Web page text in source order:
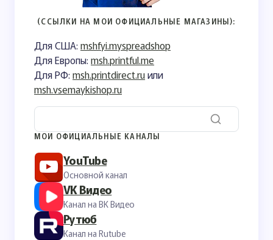
(ССЫЛКИ НА МОИ ОФИЦИАЛЬНЫЕ МАГАЗИНЫ):
Для США: mshfyi.myspreadshop
Для Европы: msh.printful.me
Для РФ: msh.printdirect.ruили
msh.vsemaykishop.ru
МОИ ОФИЦИАЛЬНЫЕ КАНАЛЫ
YouTube
Основной канал
VK Видео
Канал на ВК Видео
Рутюб
Канал на Rutube